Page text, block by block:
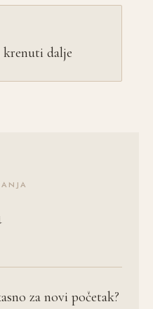
dalje
za novi početak?